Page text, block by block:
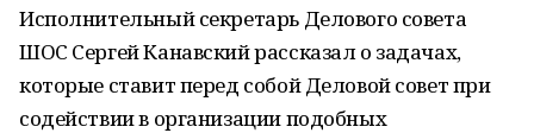
Исполнительный секретарь Делового совета
ШОС Сергей Канавский рассказал о задачах,
которые ставит перед собой Деловой совет при
содействии в организации подобных